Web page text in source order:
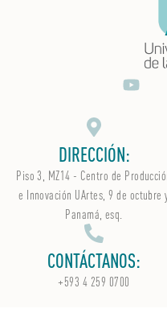
DIRECCIÓN:
Piso 3, MZ14 - Centro de
e Innovación UArtes, 9 de octubre
Panamá, esq.
CONTÁCTANOS:
+593 4 259 0700